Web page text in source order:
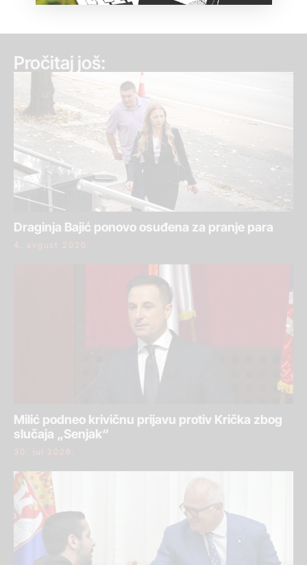
Pročitaj još:
Draginja Bajić ponovo osuđena za pranje para
4. avgust 2026.
Milić podneo krivičnu prijavu protiv Krička zbog
slučaja „Senjak“
30. jul 2026.